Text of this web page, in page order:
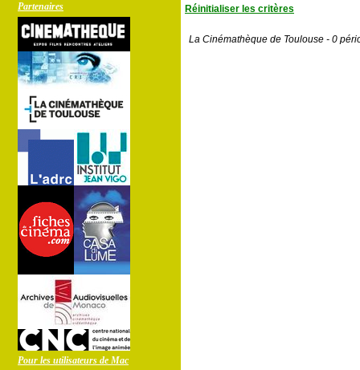
Partenaires
Pour les utilisateurs de Mac
Réinitialiser les critères
La Cinémathèque de Toulouse - 0